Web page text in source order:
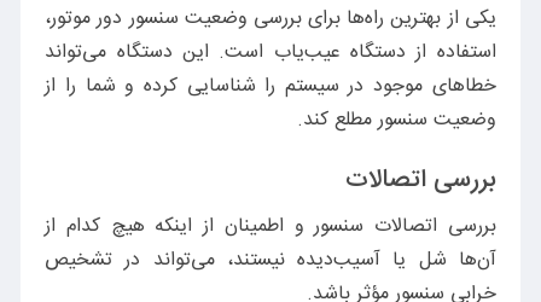
یکی از بهترین راه‌ها برای بررسی وضعیت سنسور دور موتور،
استفاده از دستگاه عیب‌یاب است. این دستگاه می‌تواند
خطاهای موجود در سیستم را شناسایی کرده و شما را از
وضعیت سنسور مطلع کند.
بررسی اتصالات
بررسی اتصالات سنسور و اطمینان از اینکه هیچ کدام از
آن‌ها شل یا آسیب‌دیده نیستند، می‌تواند در تشخیص
خرابی سنسور مؤثر باشد.